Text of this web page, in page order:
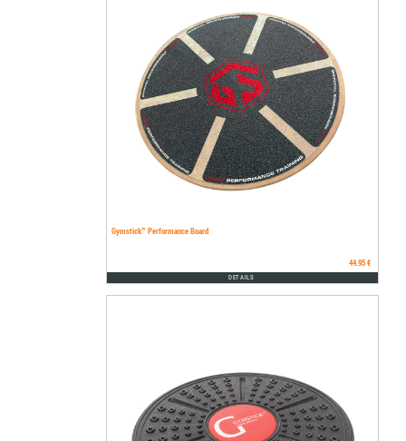
Gymstick™ Performance Board
44.95 €
DETAILS